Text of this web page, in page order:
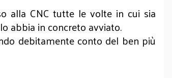
alla CNC tutte le volte in cui sia
abbia in concreto avviato.
debitamente conto del ben più